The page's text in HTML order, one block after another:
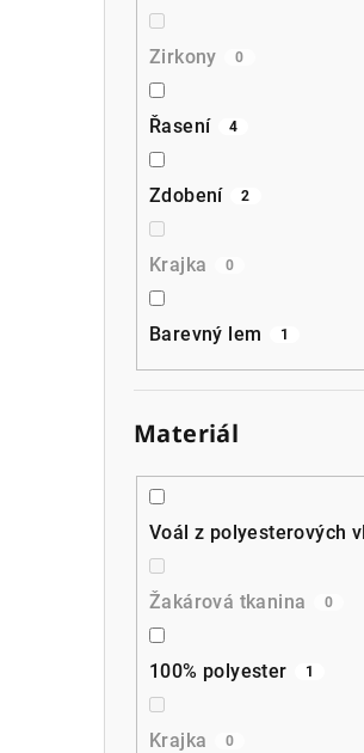
Zirkony 0
Řasení 4
Zdobení 2
Krajka 0
Barevný lem 1
Materiál
Voál z polyesterových
Žakárová tkanina 0
100% polyester 1
Krajka 0